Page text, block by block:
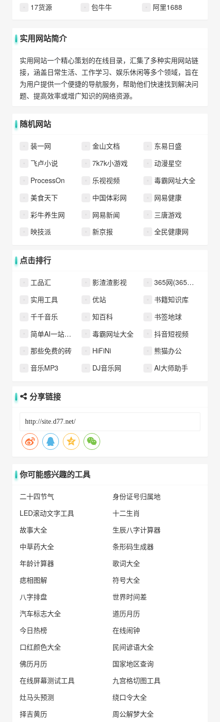
17货源
包牛牛 阿里1688
实用网站简介
实用网站一个精心策划的在线目录，汇集了多种实用网站链
接，涵盖日常生活、工作学习、娱乐休闲等多个领域，旨在
为用户提供一个便捷的导航服务，帮助他们快速找到解决问
题、提高效率或增广知识的网络资源。
随机网站
装一网 金山文档
东易日盛
飞卢小说
7k7k小游戏
动漫星空
ProcessOn
乐视视频
毒霸网址大全
美食天下
中国体彩网
网易健康
彩牛养生网
网易新闻
三唐游戏
映技派
新京报 全民健康网
点击排行
工品汇 影渣渣影视
365网(365音乐网)
实用工具
优站
书籍知识库
千千音乐
知百科
书签地球
简单AI一站式AI社区平台
毒霸网址大全
抖音短视频
那些免费的砖
HiFiNi
熊猫办公
音乐MP3
DJ音乐网 AI大师助手
分享链接
你可能感兴趣的工具
二十四节气
身份证号归属地
LED滚动文字工具
十二生肖
故事大全
生辰八字计算器
中草药大全
条形码生成器
年龄计算器
歌词大全
痣相图解
符号大全
八字排盘
世界时间差
汽车标志大全
道历月历
今日热榜
在线闹钟
口红颜色大全
民间谚语大全
佛历月历
国家地区查询
在线屏幕测试工具
九宫格切图工具
灶马头预测
绕口令大全
择吉黄历
周公解梦大全